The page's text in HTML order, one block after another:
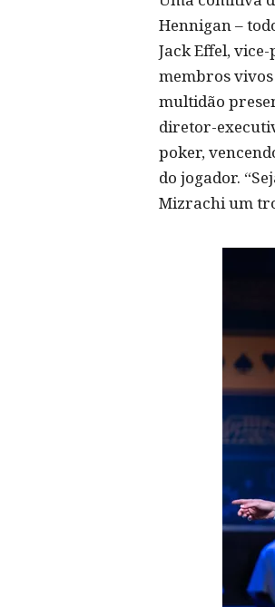
Hennigan –
Jack Effel,
membros
multidão
diretor-
poker,
do jogador.
Mizrachi um